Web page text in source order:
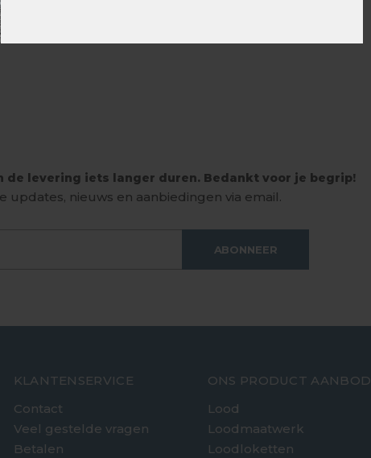
de levering iets langer duren. Bedankt voor je begrip!
updates, nieuws en aanbiedingen via email.
ABONNEER
KLANTENSERVICE
Contact
Veel gestelde vragen
Betalen
ONS PRODUCT AANBOD
Lood
Loodmaatwerk
Loodloketten